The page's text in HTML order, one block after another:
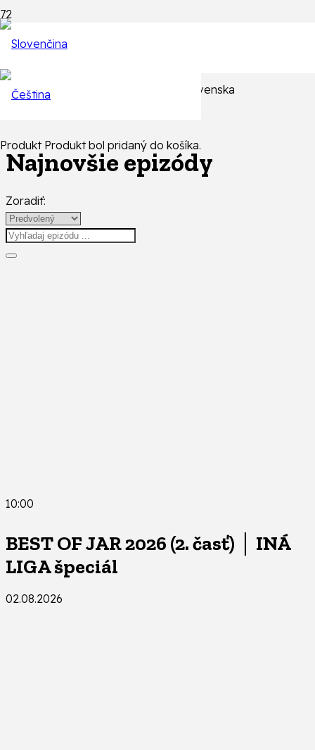
Produkt Produktbol pridaný do košíka.
Epizódy
Každý týždeň tri zápasy, z celého Slovenska
Najnovšie epizódy
Zoradiť:
10:00
BEST OF JAR 2026 (2. časť) │ INÁ
LIGA špeciál
02.08.2026